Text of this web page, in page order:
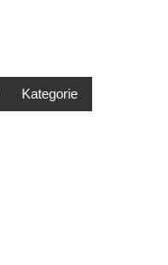
Kategorie